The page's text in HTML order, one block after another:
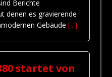
Berichte
denen es gravierende
Gebäude [...]
startet von